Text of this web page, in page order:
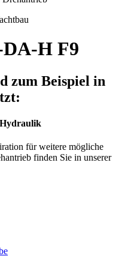
H F9
zum Beispiel in
für weitere mögliche
finden Sie in unserer